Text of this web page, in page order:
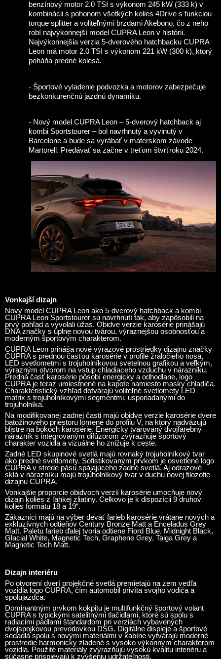
benzínový motor 2.0 TSI s výkonom 245 kW (333 k) v
kombinácii s pohonom všetkých kolies 4Drive s funkciou
torque splitter a voliteľnými brzdami Akebono, čo z neho
robí najvýkonnejší model CUPRA Leon v histórii.
Najvýkonnejšia verzia 5-dverového hatchbacku CUPRA
Leon má motor 2.0 TSI s výkonom 221 kW (300 k), ktorý
poháňa predné kolesá.
- Športové vyladenie podvozka a motorov zabezpečuje
bezkonkurenčnú jazdnú dynamiku.
- Nový model CUPRA Leon – 5-dverový hatchback aj
kombi Sportstourer – bol navrhnutý a vyvinutý v
Barcelone a bude sa vyrábať v materskom závode
Martorell. Predávať sa začne v treťom štvrťroku 2024.
Vonkajší dizajn
Nový model CUPRA Leon ako 5-dverový hatchback a kombi
CUPRA Leon Sportstourer sú navrhnutí tak, aby zapôsobili na
prvý pohľad a vyvolali úžas. Obidve verzie karosérie prinášajú
DNA značky s úplne novou tvárou, výraznejšou osobnosťou a
moderným športovým charakterom.
CUPRA Leon prináša nové výrazové prostriedky dizajnu značky
CUPRA s prednou časťou karosérie v profile žraločieho nosa,
LED svetlometmi s trojuholníkovou svetelnou grafikou a veľkým,
výrazným otvorom na vstup chladiaceho vzduchu v nárazníku.
Predná časť karosérie pôsobí energicky a odhodlane, logo
CUPRA je teraz umiestnené na kapote namiesto masky chladiča.
Charakteristický vzhľad dotvárajú voliteľné svetlomety LED
matrix s trojuholníkovými segmentmi, usporiadanými do
trojuholníka.
Na modifikovanej zadnej časti majú obidve verzie karosérie dvere
batožinového priestoru lomené do profilu V, na ktorý nadväzujú
blistre na bokoch karosérie. Energicky tvarovaný dvojfarebný
nárazník s integrovaným difúzorom zvýrazňuje športový
charakter vozidla a vizuálne ho znižuje k ceste.
Zadné LED skupinové svetlá majú rovnaký trojuholníkový tvar
ako predné svetlomety. Sofistikovaným prvkom je osvetlené logo
CUPRA v strede pásu spájajúceho zadné svetlá. Aj odrazové
sklá v nárazníku majú trojuholníkový tvar v duchu novej filozofie
dizajnu CUPRA.
Vonkajšie proporcie obidvoch verzií karosérie umocňuje nový
dizajn kolies z ľahkej zliatiny. Celkovo je k dispozícii 9 druhov
kolies formátu 18 a 19“.
Zákazníci majú na výber deväť farieb karosérie vrátane nových a
exkluzívnych odtieňov Century Bronze Matt a Enceladus Grey
Matt. Paletu farieb ďalej tvoria odtiene Fiord Blue, Midnight Black,
Glacial White, Magnetic Tech, Graphene Grey, Taiga Grey a
Magnetic Tech Matt.
Dizajn interiéru
Po otvorení dverí projekčné svetlá premietajú na zem vedľa
vozidla logo CUPRA, čím automobil privíta svojho vodiča a
spolujazdca.
Dominantným prvkom kokpitu je multifunkčný športový volant
CUPRA s typickými satelitnými tlačidlami, ktoré sú spolu s
radiacimi pádlami štandardom pri verziách vybavených
dvojspojkovou prevodovkou DSG. Digitálne displeje a športové
sedadlá spolu s novými materiálmi v kabíne vytvárajú moderné
prostredie harmonicky zladené s vysoko výkonným charakterom
vozidla. Použité materiály zvýrazňujú vysokú kvalitu interiéru a
súčasne prispievajú k zvýšeniu udržateľnosti.